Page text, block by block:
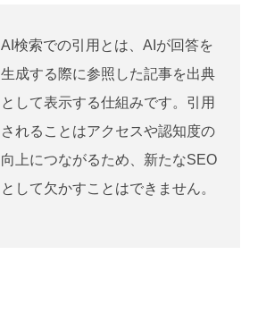
AI検索での引用とは、AIが回答を
生成する際に参照した記事を出典
として表示する仕組みです。引用
されることはアクセスや認知度の
向上につながるため、新たなSEO
として欠かすことはできません。